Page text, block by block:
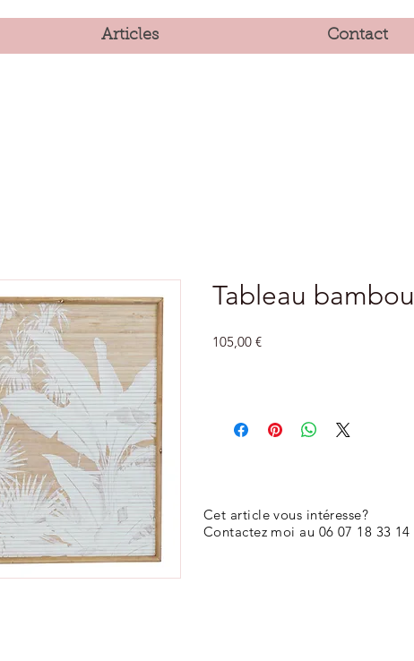
Articles Contact
Tableau bambou
105,00 €Prix
Cet article vous intéresse?
Contactez moi au 06 07 18 33 14